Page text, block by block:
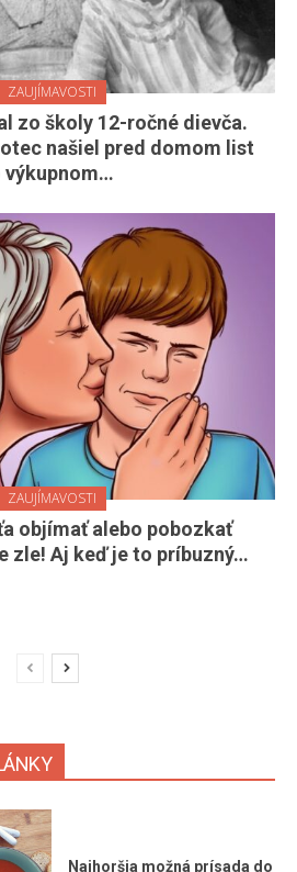
ZAUJÍMAVOSTI
zo školy 12-ročné dievča.
našiel pred domom list
výkupnom…
ZAUJÍMAVOSTI
objímať alebo pobozkať
zle! Aj keď je to príbuzný…
Najhoršia možná prísada do